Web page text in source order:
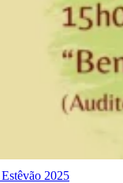
2025